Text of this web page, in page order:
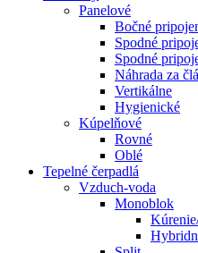
Panelové
Bočné
Spodné
Spodné
Náhrada za
Vertikálne
Hygienické
Kúpelňové
Rovné
Oblé
Tepelné čerpadlá
Vzduch-voda
Monoblok